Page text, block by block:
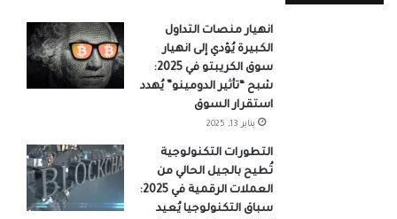
انهيار منصات التداول
الكبيرة يُؤدي إلى انهيار
سوق الكريبتو في 2025:
شبح “تأثير الدومينو” يُهدد
استقرار السوق
يناير 13, 2025
التطورات التكنولوجية
تُطيح بالجيل الحالي من
العملات الرقمية في 2025:
سباق التكنولوجيا يُعيد